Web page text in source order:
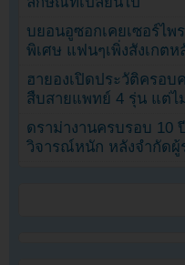
บยอนอูซอกเคยเซอร์ไพ
พิเศษ แฟนๆเพิ่งสังเกต
ฮายองเปิดประวัติครอบ
สืบสายแพทย์ 4 รุ่น แต่ไ
ดราม่างานครบรอบ 10
วิจารณ์หนัก หลังจำกัดผู้